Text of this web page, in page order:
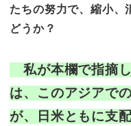
たちの努力で、縮小、
どうか？
私が本欄で指摘
は、このアジアで
が、日米ともに支